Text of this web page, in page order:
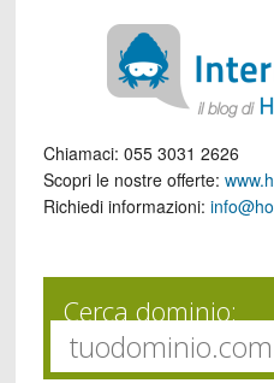
Chiamaci: 055 3031 2626
Scopri le nostre offerte:
Richiedi informazioni:
Cerca dominio: